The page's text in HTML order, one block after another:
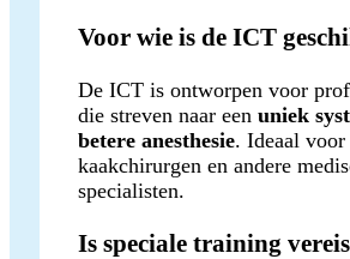
Voor wie is de ICT
De ICT is ontworpen voor
die streven naar een uniek
betere anesthesie. Ideaal voor
kaakchirurgen en andere
specialisten.
Is speciale training